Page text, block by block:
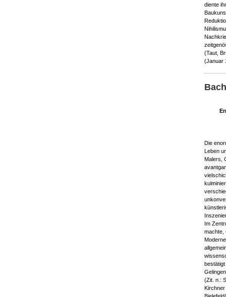
diente
(Taut,
(Januar
Die
Leben
Malers,
Im
machte,
(Zit. n.:
Kirchner